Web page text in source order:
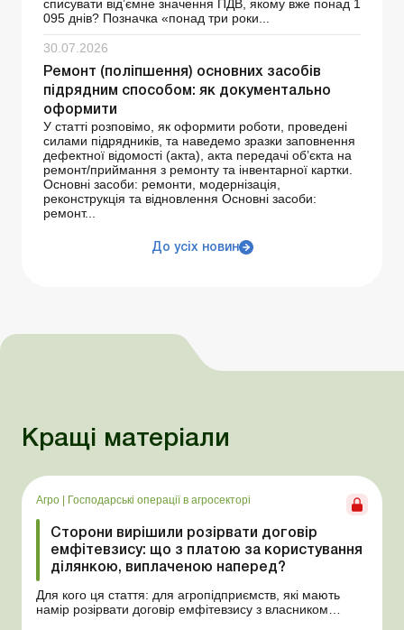
списувати від’ємне значення ПДВ, якому вже понад 1
095 днів? Позначка «понад три роки...
30.07.2026
Ремонт (поліпшення) основних засобів
підрядним способом: як документально
оформити
У статті розповімо, як оформити роботи, проведені
силами підрядників, та наведемо зразки заповнення
дефектної відомості (акта), акта передачі об’єкта на
ремонт/приймання з ремонту та інвентарної картки.
Основні засоби: ремонти, модернізація,
реконструкція та відновлення Основні засоби:
ремонт...
До усіх новин
Кращі матеріали
Агро Господарські операції в агросекторі
Сторони вирішили розірвати договір
емфітевзису: що з платою за користування
ділянкою, виплаченою наперед?
Для кого ця стаття: для агропідприємств, які мають
намір розірвати договір емфітевзису з власником